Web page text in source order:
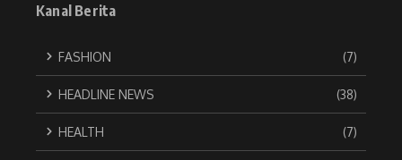
Kanal Berita
FASHION (7)
HEADLINE NEWS (38)
HEALTH (7)